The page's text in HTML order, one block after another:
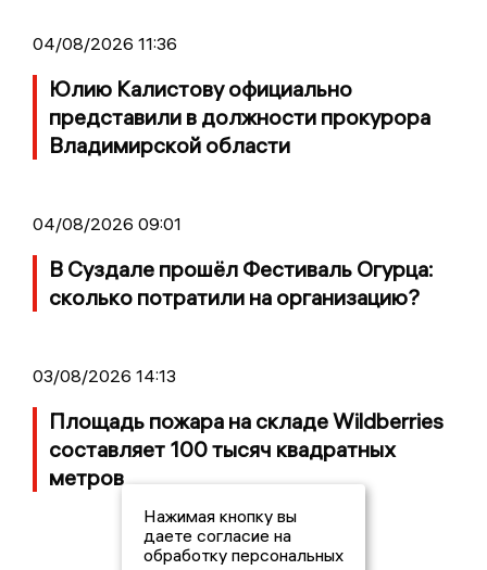
04/08/2026 11:36
Юлию Калистову официально
представили в должности прокурора
Владимирской области
04/08/2026 09:01
В Суздале прошёл Фестиваль Огурца:
сколько потратили на организацию?
03/08/2026 14:13
Площадь пожара на складе Wildberries
составляет 100 тысяч квадратных
метров
Нажимая кнопку вы
даете согласие на
обработку персональных